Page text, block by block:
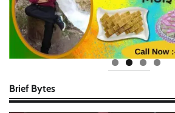
Brief Bytes